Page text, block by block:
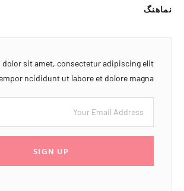
نماهنگ
dolor sit amet, consectetur adipiscing elit
ncididunt ut labore et dolore magna
SIGN UP